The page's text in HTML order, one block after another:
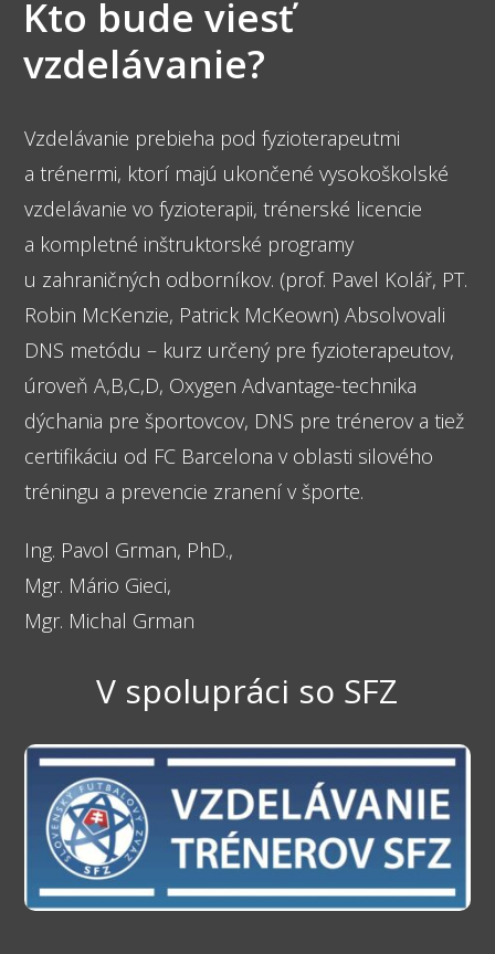
Kto bude viesť
vzdelávanie?
Vzdelávanie prebieha pod fyzioterapeutmi
a trénermi, ktorí majú ukončené vysokoškolské
vzdelávanie vo fyzioterapii, trénerské licencie
a kompletné inštruktorské programy
u zahraničných odborníkov. (prof. Pavel Kolář, PT.
Robin McKenzie, Patrick McKeown) Absolvovali
DNS metódu – kurz určený pre fyzioterapeutov,
úroveň A,B,C,D, Oxygen Advantage-technika
dýchania pre športovcov, DNS pre trénerov a tiež
certifikáciu od FC Barcelona v oblasti silového
tréningu a prevencie zranení v športe.
Ing. Pavol Grman, PhD.,
Mgr. Mário Gieci,
Mgr. Michal Grman
V spolupráci so SFZ